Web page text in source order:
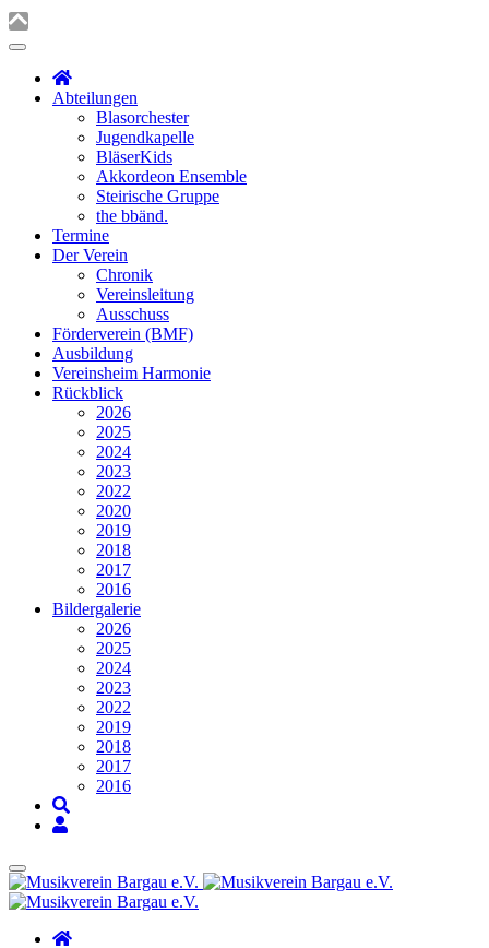
Abteilungen
Blasorchester
Jugendkapelle
BläserKids
Akkordeon Ensemble
Steirische Gruppe
the bbänd.
Termine
Der Verein
Chronik
Vereinsleitung
Ausschuss
Förderverein (BMF)
Ausbildung
Vereinsheim Harmonie
Rückblick
2026
2025
2024
2023
2022
2020
2019
2018
2017
2016
Bildergalerie
2026
2025
2024
2023
2022
2019
2018
2017
2016